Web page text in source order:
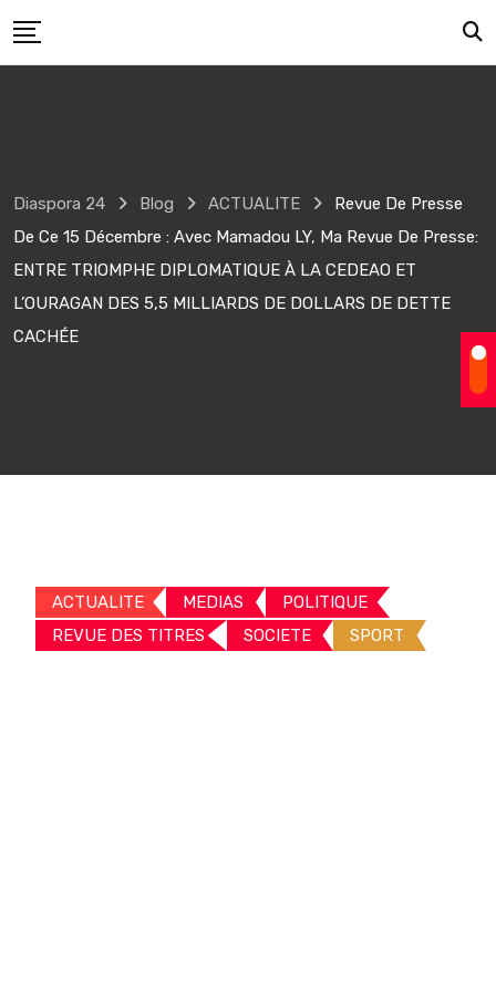
to
Diaspora 24 Blog ACTUALITE
Revue De Presse
De Ce 15 Décembre : Avec Mamadou LY, Ma Revue De Presse:
ENTRE TRIOMPHE DIPLOMATIQUE À LA CEDEAO ET
L’OURAGAN DES 5,5 MILLIARDS DE DOLLARS DE DETTE
CACHÉE
ACTUALITE MEDIAS
POLITIQUE
REVUE DES TITRES
SOCIETE SPORT